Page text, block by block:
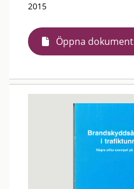
2015
Öppna dokument